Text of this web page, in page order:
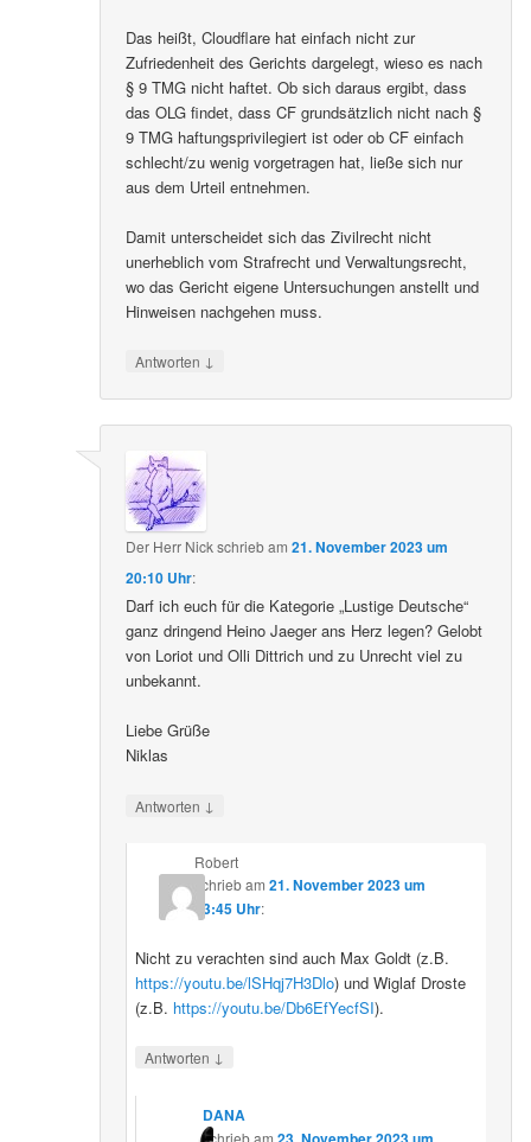
Das heißt, Cloudflare hat einfach nicht zur
Zufriedenheit des Gerichts dargelegt, wieso es nach
§ 9 TMG nicht haftet. Ob sich daraus ergibt, dass
das OLG findet, dass CF grundsätzlich nicht nach §
9 TMG haftungsprivilegiert ist oder ob CF einfach
schlecht/zu wenig vorgetragen hat, ließe sich nur
aus dem Urteil entnehmen.
Damit unterscheidet sich das Zivilrecht nicht
unerheblich vom Strafrecht und Verwaltungsrecht,
wo das Gericht eigene Untersuchungen anstellt und
Hinweisen nachgehen muss.
Antworten ↓
Der Herr Nickschriebam21. November 2023 um
20:10 Uhr:
Darf ich euch für die Kategorie „Lustige Deutsche“
ganz dringend Heino Jaeger ans Herz legen? Gelobt
von Loriot und Olli Dittrich und zu Unrecht viel zu
unbekannt.
Liebe Grüße
Niklas
Antworten ↓
Robert
schriebam 21. November 2023 um
23:45 Uhr:
Nicht zu verachten sind auch Max Goldt (z.B.
https://youtu.be/lSHqj7H3Dlo) und Wiglaf Droste
(z.B. https://youtu.be/Db6EfYecfSI).
Antworten ↓
DANA
schriebam